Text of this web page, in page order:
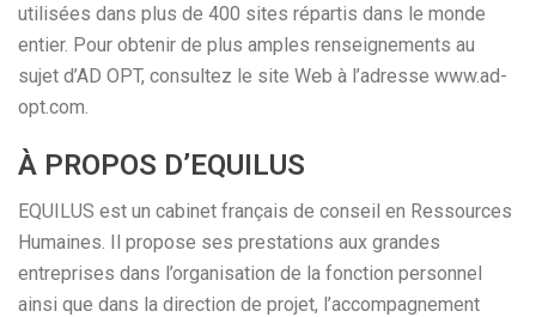
utilisées dans plus de 400 sites répartis dans le monde
entier. Pour obtenir de plus amples renseignements au
sujet d’AD OPT, consultez le site Web à l’adresse www.ad-
opt.com.
À PROPOS D’EQUILUS
EQUILUS est un cabinet français de conseil en Ressources
Humaines. Il propose ses prestations aux grandes
entreprises dans l’organisation de la fonction personnel
ainsi que dans la direction de projet, l’accompagnement